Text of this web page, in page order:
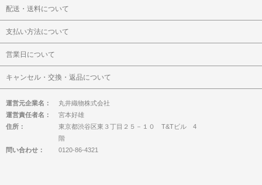
配送・送料について
支払い方法について
営業日について
キャンセル・交換・返品について
運営元企業名：
丸井織物株式会社
運営責任者名：
宮本好雄
住所：
東京都渋谷区東３丁目２５－１０ T&Tビル 4
階
問い合わせ：
0120-86-4321